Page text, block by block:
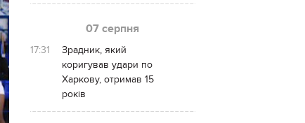
07 серпня
17:31
Зрадник, який
коригував удари по
Харкову, отримав 15
років